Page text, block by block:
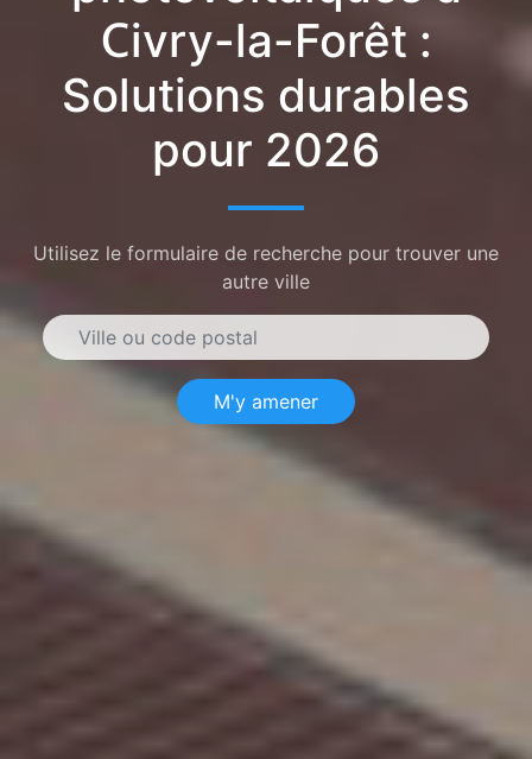
Civry-la-Forêt :
Solutions durables
pour 2026
Utilisez le formulaire de recherche pour trouver une
autre ville
M'y amener